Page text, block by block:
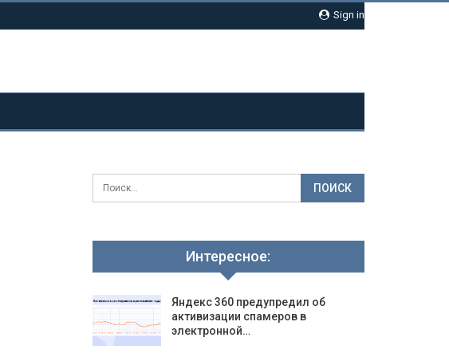
Sign in
Интересное:
Яндекс 360 предупредил об
активизации спамеров в
электронной…